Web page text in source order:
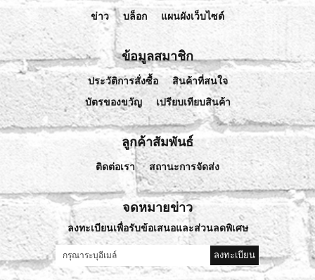
ข่าว บล็อก แผนผังเว็บไซต์
ข้อมูลสมาชิก
ประวัติการสั่งซื้อ
สินค้าที่สนใจ
บัตรของขวัญ
เปรียบเทียบสินค้า
ลูกค้าสัมพันธ์
ติดต่อเรา สถานะการจัดส่ง
จดหมายข่าว
ลงทะเบียนเพื่อรับข้อเสนอและส่วนลดพิเศษ
ลงทะเบียน